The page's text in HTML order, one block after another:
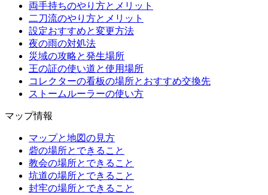
両手持ちのやり方とメリット
二刀流のやり方とメリット
設定おすすめと変更方法
夜の雨の対処法
災域の攻略と発生場所
王の証の使い道と使用場所
コレクターの看板の場所とおすすめ交換先
ストームルーラーの使い方
マップ情報
マップと地図の見方
砦の場所とできること
教会の場所とできること
坑道の場所とできること
封牢の場所とできること